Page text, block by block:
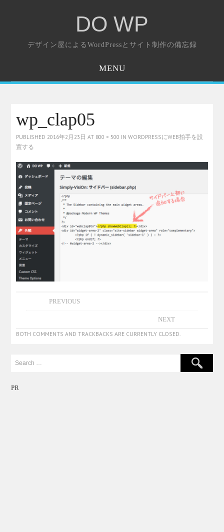
DO WP
デザイン屋によるWordPressとサイト制作の備忘録
MENU
wp_clap05
PUBLISHED2016年2月23日 AT 800 × 500 INWORDPRESSにWEB拍手を設
置する
PREVIOUS
NEXT
BOTH COMMENTS AND TRACKBACKS ARE CURRENTLY CLOSED.
PR